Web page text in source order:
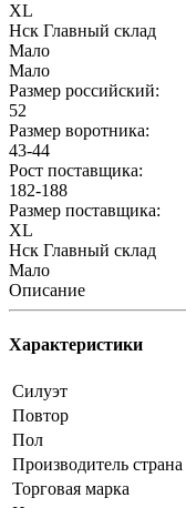
XL
Нск Главный склад
Мало
Мало
Размер российский:
52
Размер воротника:
43-44
Рост поставщика:
182-188
Размер поставщика:
XL
Нск Главный склад
Мало
Описание
Характеристики
Силуэт
Повтор
Пол
Производитель страна
Торговая марка